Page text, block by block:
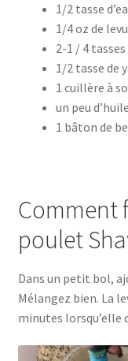
1/2 tasse
1/4 oz de
2-1 / 4
1/2 tasse de
1 cuillère à
un peu
1 bâton de
Comment
poulet
Dans un petit bol,
Mélangez bien. La
minutes lorsqu’elle